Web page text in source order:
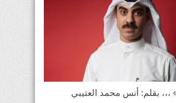
بقلم: أنس محمد العتيبي